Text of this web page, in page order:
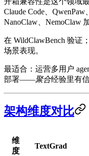
Claude Code、QwenPaw
NanoClaw、NemoClaw
在 WildClawBench 验证
场景表现。
最适合：运营多用户
部署——聚合经验里有
架构维度对比
维
度
TextGrad